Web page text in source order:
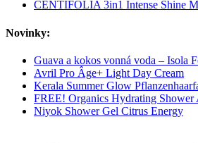
CENTIFOLIA 3in1 Intense Shine
Novinky:
Guava a kokos vonná voda – Isola
Avril Pro Âge+ Light Day Cream
Kerala Summer Glow
FREE! Organics Hydrating Shower
Niyok Shower Gel Citrus Energy